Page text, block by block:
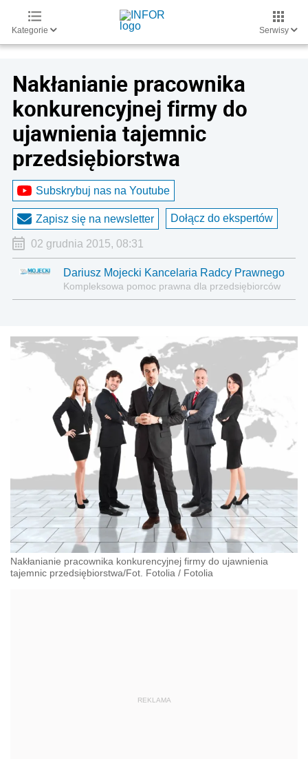
Kategorie Serwisy
Nakłanianie pracownika
konkurencyjnej firmy do
ujawnienia tajemnic
przedsiębiorstwa
Subskrybuj nas na Youtube
Zapisz się na newsletter Dołącz do ekspertów
02 grudnia 2015, 08:31
Dariusz Mojecki Kancelaria Radcy Prawnego
Kompleksowa pomoc prawna dla przedsiębiorców
Nakłanianie pracownika konkurencyjnej firmy do ujawnienia
tajemnic przedsiębiorstwa/Fot. Fotolia / Fotolia